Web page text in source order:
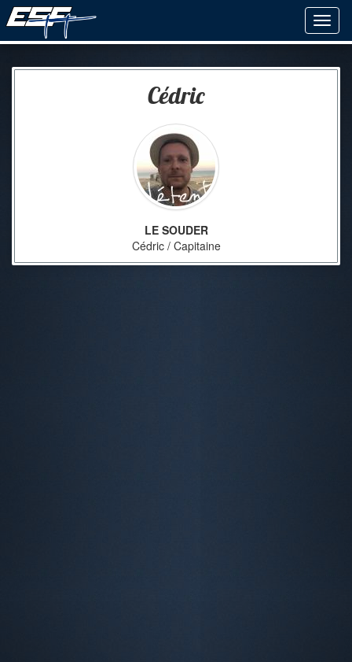
Cédric
LE SOUDER
Cédric / Capitaine